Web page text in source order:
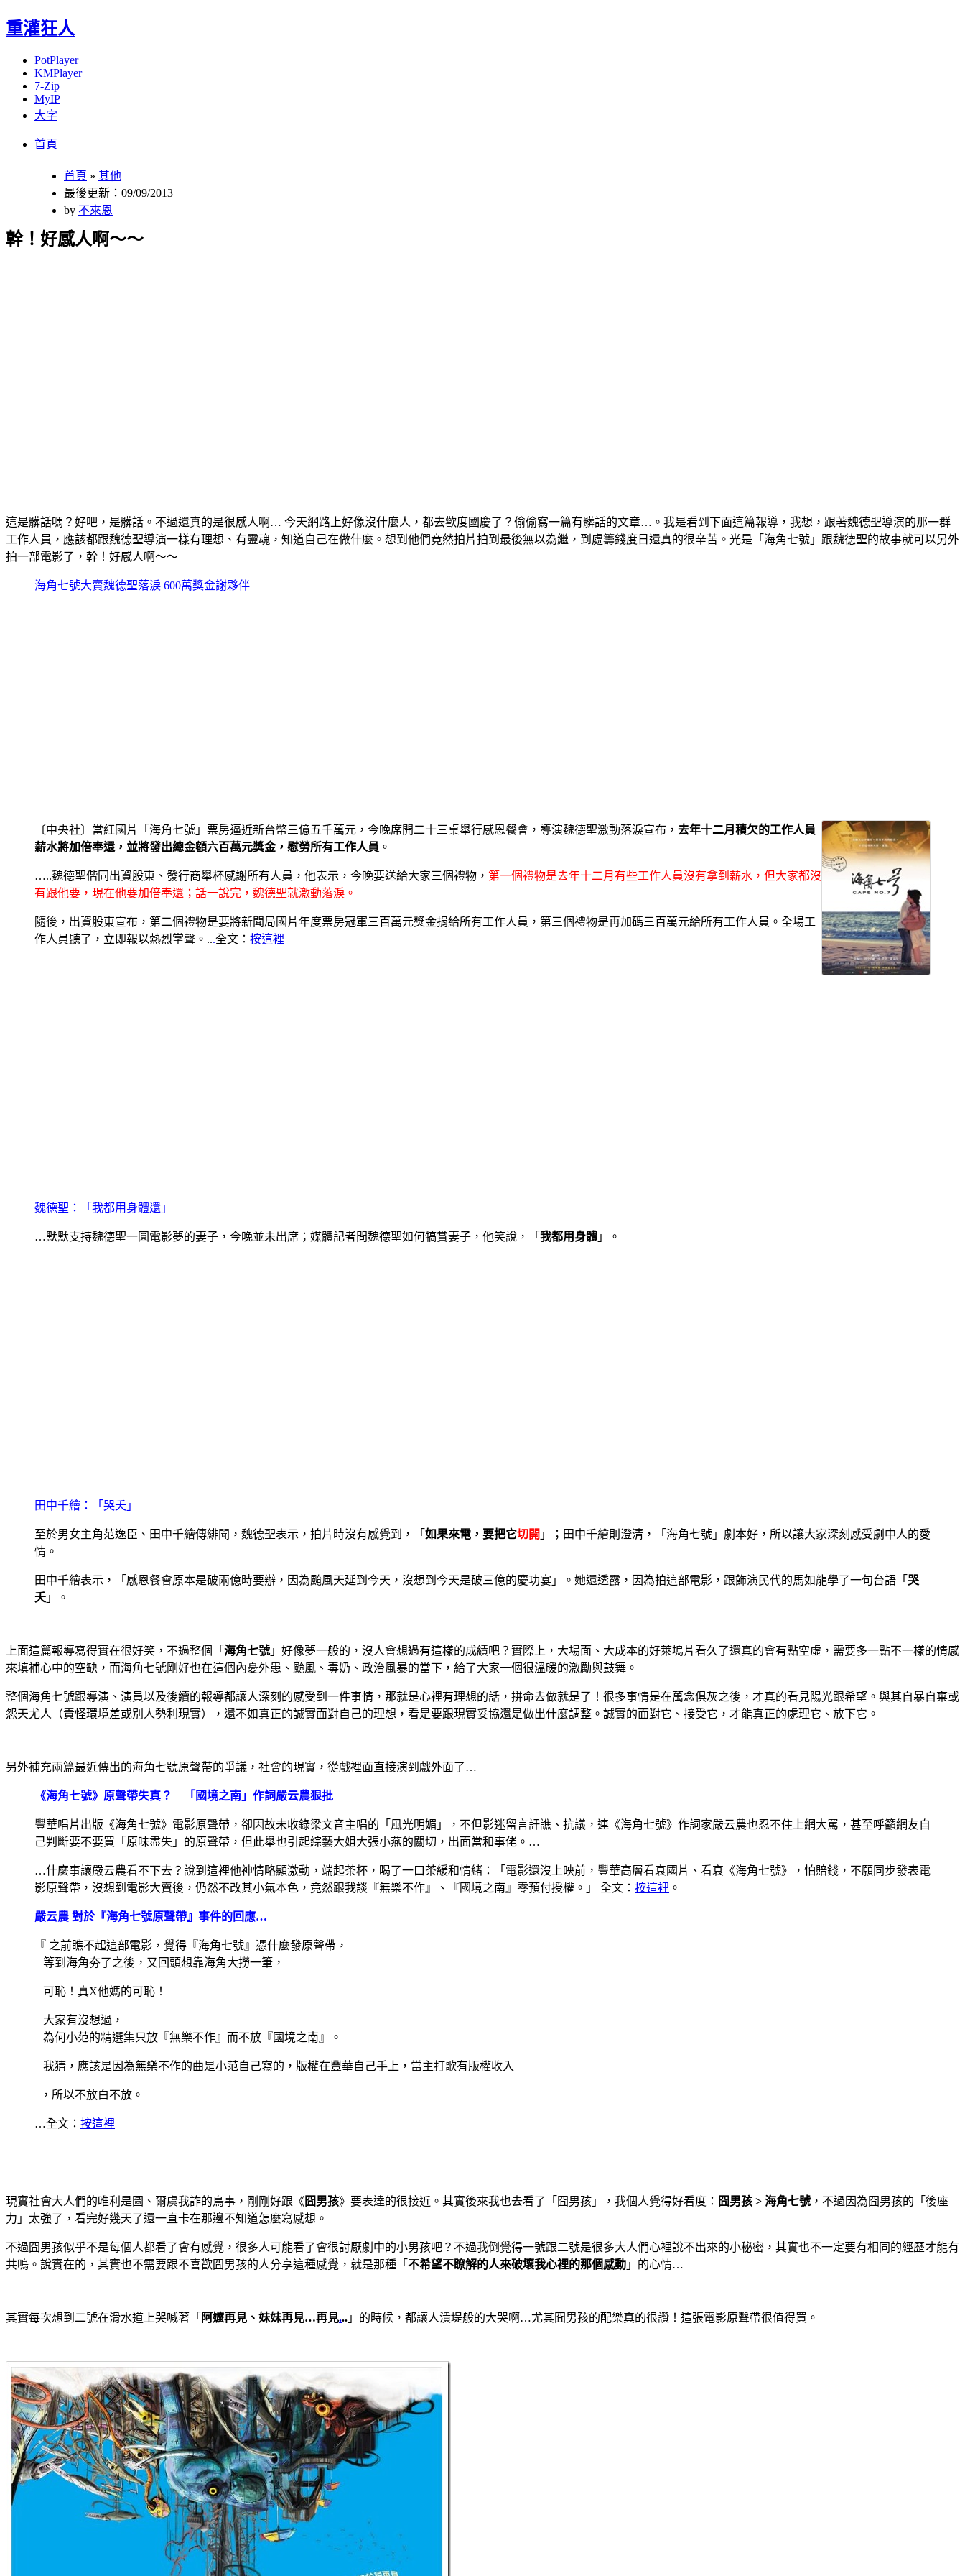
重灌狂人
PotPlayer
KMPlayer
7-Zip
MyIP
大字
首頁
首頁 » 其他
最後更新：09/09/2013
by 不來恩
幹！好感人啊～～
這是髒話嗎？好吧，是髒話。不過還真的是很感人啊… 今天網路上好像沒什麼人，都去歡度國慶了？偷偷寫一篇有髒話的文章…。我是看到下面這篇報導，我想，跟著魏德聖導演的那一群
工作人員，應該都跟魏德聖導演一樣有理想、有靈魂，知道自己在做什麼。想到他們竟然拍片拍到最後無以為繼，到處籌錢度日還真的很辛苦。光是「海角七號」跟魏德聖的故事就可以另外
拍一部電影了，幹！好感人啊～～
海角七號大賣魏德聖落淚 600萬獎金謝夥伴
〔中央社〕當紅國片「海角七號」票房逼近新台幣三億五千萬元，今晚席開二十三桌舉行感恩餐會，導演魏德聖激動落淚宣布， 去年十二月積欠的工作人員
薪水將加倍奉還，並將發出總金額六百萬元獎金，慰勞所有工作人員 。
…..魏德聖偕同出資股東、發行商舉杯感謝所有人員，他表示，今晚要送給大家三個禮物， 第一個禮物是去年十二月有些工作人員沒有拿到薪水，但大家都沒
有跟他要，現在他要加倍奉還；話一說完，魏德聖就激動落淚。
隨後，出資股東宣布，第二個禮物是要將新聞局國片年度票房冠軍三百萬元獎金捐給所有工作人員，第三個禮物是再加碼三百萬元給所有工作人員。全場工
作人員聽了，立即報以熱烈掌聲。...全文： 按這裡
魏德聖：「我都用身體還」
…默默支持魏德聖一圓電影夢的妻子，今晚並未出席；媒體記者問魏德聖如何犒賞妻子，他笑說，「 我都用身體 」。
田中千繪：「哭夭」
至於男女主角范逸臣、田中千繪傳緋聞，魏德聖表示，拍片時沒有感覺到，「 如果來電，要把它切開 」；田中千繪則澄清，「海角七號」劇本好，所以讓大家深刻感受劇中人的愛
情。
田中千繪表示，「感恩餐會原本是破兩億時要辦，因為颱風天延到今天，沒想到今天是破三億的慶功宴」。她還透露，因為拍這部電影，跟飾演民代的馬如龍學了一句台語「 哭
夭 」。
上面這篇報導寫得實在很好笑，不過整個「 海角七號」好像夢一般的，沒人會想過有這樣的成績吧？實際上，大場面、大成本的好萊塢片看久了還真的會有點空虛，需要多一點不一樣的情感
來填補心中的空缺，而海角七號剛好也在這個內憂外患、颱風、毒奶、政治風暴的當下，給了大家一個很溫暖的激勵與鼓舞。
整個海角七號跟導演、演員以及後續的報導都讓人深刻的感受到一件事情，那就是心裡有理想的話，拼命去做就是了！很多事情是在萬念俱灰之後，才真的看見陽光跟希望。與其自暴自棄或
怨天尤人（責怪環境差或別人勢利現實），還不如真正的誠實面對自己的理想，看是要跟現實妥協還是做出什麼調整。誠實的面對它、接受它，才能真正的處理它、放下它。
另外補充兩篇最近傳出的海角七號原聲帶的爭議，社會的現實，從戲裡面直接演到戲外面了…
《海角七號》原聲帶失真？ 「國境之南」作詞嚴云農狠批
豐華唱片出版《海角七號》電影原聲帶，卻因故未收錄梁文音主唱的「風光明媚」，不但影迷留言訐譙、抗議，連《海角七號》作詞家嚴云農也忍不住上網大罵，甚至呼籲網友自
己判斷要不要買「原味盡失」的原聲帶，但此舉也引起綜藝大姐大張小燕的關切，出面當和事佬。…
…什麼事讓嚴云農看不下去？說到這裡他神情略顯激動，端起茶杯，喝了一口茶緩和情緒：「電影還沒上映前，豐華高層看衰國片、看衰《海角七號》，怕賠錢，不願同步發表電
影原聲帶，沒想到電影大賣後，仍然不改其小氣本色，竟然跟我談『無樂不作』、『國境之南』零預付授權。」 全文： 按這裡 。
嚴云農 對於『海角七號原聲帶』事件的回應…
『 之前瞧不起這部電影，覺得『海角七號』憑什麼發原聲帶，
等到海角夯了之後，又回頭想靠海角大撈一筆，
可恥！真X他媽的可恥！
大家有沒想過，
為何小范的精選集只放『無樂不作』而不放『國境之南』。
我猜，應該是因為無樂不作的曲是小范自己寫的，版權在豐華自己手上，當主打歌有版權收入
，所以不放白不放。
…全文： 按這裡
現實社會大人們的唯利是圖、爾虞我詐的鳥事，剛剛好跟《 囧男孩》要表達的很接近。其實後來我也去看了「囧男孩」，我個人覺得好看度： 囧男孩 > 海角七號，不過因為囧男孩的「後座
力」太強了，看完好幾天了還一直卡在那邊不知道怎麼寫感想。
不過囧男孩似乎不是每個人都看了會有感覺，很多人可能看了會很討厭劇中的小男孩吧？不過我倒覺得一號跟二號是很多大人們心裡說不出來的小秘密，其實也不一定要有相同的經歷才能有
共鳴。說實在的，其實也不需要跟不喜歡囧男孩的人分享這種感覺，就是那種「 不希望不瞭解的人來破壞我心裡的那個感動 」的心情…
其實每次想到二號在滑水道上哭喊著「 阿嬤再見、妹妹再見…再見... 」的時候，都讓人潰堤般的大哭啊…尤其囧男孩的配樂真的很讚！這張電影原聲帶很值得買。